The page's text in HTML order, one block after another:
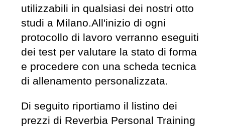
utilizzabili in qualsiasi dei nostri otto
studi a Milano.All'inizio di ogni
protocollo di lavoro verranno eseguiti
dei test per valutare la stato di forma
e procedere con una scheda tecnica
di allenamento personalizzata.
Di seguito riportiamo il listino dei
prezzi di Reverbia Personal Training